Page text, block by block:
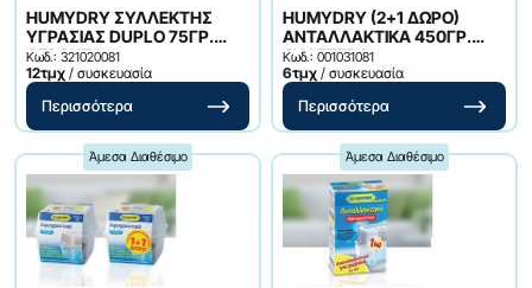
HUMYDRY ΣΥΛΛΕΚΤΗΣ
ΥΓΡΑΣΙΑΣ DUPLO 75ΓΡ.
ΛEBANTA
Κωδ.: 321020081
12τμχ / συσκευασία
Περισσότερα
HUMYDRY (2+1 ΔΩΡΟ)
ΑΝΤΑΛΛΑΚΤΙΚΑ 450ΓΡ.
ΟΥΔΕΤΕΡΟ
Κωδ.: 001031081
6τμχ / συσκευασία
Περισσότερα
Άμεσα Διαθέσιμο Άμεσα Διαθέσιμο